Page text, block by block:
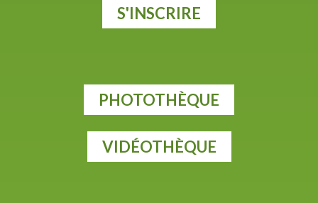
S'INSCRIRE
PHOTOTHÈQUE
VIDÉOTHÈQUE